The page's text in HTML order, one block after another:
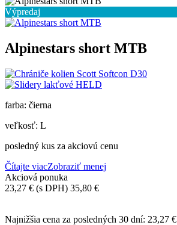
Výpredaj
Alpinestars short MTB
farba: čierna
veľkosť: L
posledný kus za akciovú cenu
Čítajte viacZobraziť menej
Akciová ponuka
23,27 € (s DPH) 35,80 €
Najnižšia cena za posledných 30 dní: 23,27 €